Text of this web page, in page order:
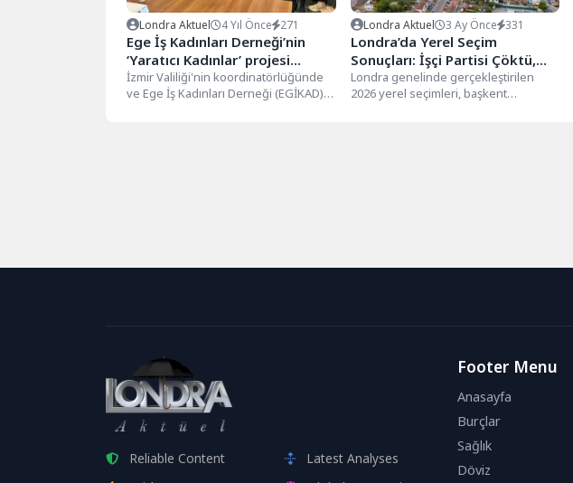
Londra Aktuel 4 Yıl Önce 271
Ege İş Kadınları Derneği’nin
‘Yaratıcı Kadınlar’ projesi
İngiltere’de
İzmir Valiliği'nin koordinatörlüğünde
ve Ege İş Kadınları Derneği (EGİKAD)
Londra Aktuel 3 Ay Önce 331
Londra’da Yerel Seçim
Sonuçları: İşçi Partisi Çöktü,
Yeşiller ve Reform UK Yükseldi
Londra genelinde gerçekleştirilen
2026 yerel seçimleri, başkent
Reliable Content
Latest Analyses
Footer Menu
Anasayfa
Burçlar
Sağlık
Döviz